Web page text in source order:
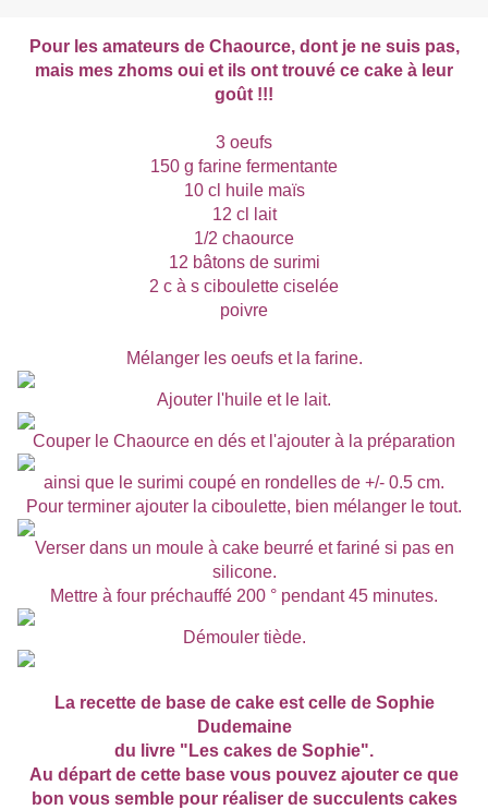
Pour les amateurs de Chaource, dont je ne suis pas,
mais mes zhoms oui et ils ont trouvé ce cake à leur
goût !!!
3 oeufs
150 g farine fermentante
10 cl huile maïs
12 cl lait
1/2 chaource
12 bâtons de surimi
2 c à s ciboulette ciselée
poivre
Mélanger les oeufs et la farine.
Ajouter l'huile et le lait.
Couper le Chaource en dés et l'ajouter à la préparation
ainsi que le surimi coupé en rondelles de +/- 0.5 cm.
Pour terminer ajouter la ciboulette, bien mélanger le tout.
Verser dans un moule à cake beurré et fariné si pas en
silicone.
Mettre à four préchauffé 200 ° pendant 45 minutes.
Démouler tiède.
La recette de base de cake est celle de Sophie
Dudemaine
du livre "Les cakes de Sophie".
Au départ de cette base vous pouvez ajouter ce que
bon vous semble pour réaliser de succulents cakes